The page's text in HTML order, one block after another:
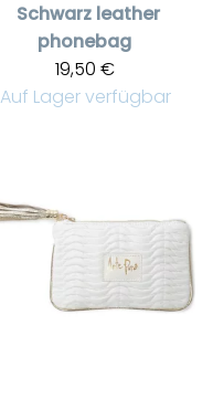
Schwarz leather
phonebag
19,50 €
Auf Lager verfügbar